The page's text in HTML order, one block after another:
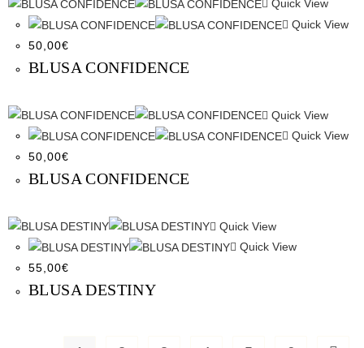
Quick View
Quick View
50,00€
BLUSA CONFIDENCE
Quick View
Quick View
50,00€
BLUSA CONFIDENCE
Quick View
Quick View
55,00€
BLUSA DESTINY